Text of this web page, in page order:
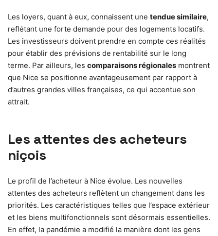
Les loyers, quant à eux, connaissent une tendue similaire,
reflétant une forte demande pour des logements locatifs.
Les investisseurs doivent prendre en compte ces réalités
pour établir des prévisions de rentabilité sur le long
terme. Par ailleurs, les comparaisons régionales montrent
que Nice se positionne avantageusement par rapport à
d’autres grandes villes françaises, ce qui accentue son
attrait.
Les attentes des acheteurs
niçois
Le profil de l’acheteur à Nice évolue. Les nouvelles
attentes des acheteurs reflètent un changement dans les
priorités. Les caractéristiques telles que l’espace extérieur
et les biens multifonctionnels sont désormais essentielles.
En effet, la pandémie a modifié la manière dont les gens